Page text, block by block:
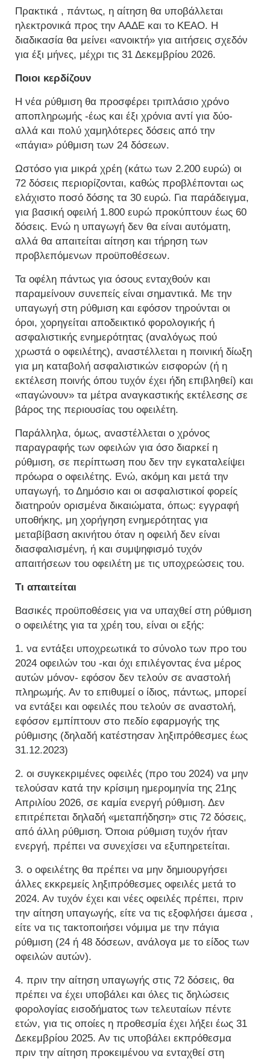
Πρακτικά , πάντως, η αίτηση θα υποβάλλεται
ηλεκτρονικά προς την ΑΑΔΕ και το ΚΕΑΟ. Η
διαδικασία θα μείνει «ανοικτή» για αιτήσεις σχεδόν
για έξι μήνες, μέχρι τις 31 Δεκεμβρίου 2026.
Ποιοι κερδίζουν
Η νέα ρύθμιση θα προσφέρει τριπλάσιο χρόνο
αποπληρωμής -έως και έξι χρόνια αντί για δύο-
αλλά και πολύ χαμηλότερες δόσεις από την
«πάγια» ρύθμιση των 24 δόσεων.
Ωστόσο για μικρά χρέη (κάτω των 2.200 ευρώ) οι
72 δόσεις περιορίζονται, καθώς προβλέπονται ως
ελάχιστο ποσό δόσης τα 30 ευρώ. Για παράδειγμα,
για βασική οφειλή 1.800 ευρώ προκύπτουν έως 60
δόσεις. Ενώ η υπαγωγή δεν θα είναι αυτόματη,
αλλά θα απαιτείται αίτηση και τήρηση των
προβλεπόμενων προϋποθέσεων.
Τα οφέλη πάντως για όσους ενταχθούν και
παραμείνουν συνεπείς είναι σημαντικά. Με την
υπαγωγή στη ρύθμιση και εφόσον τηρούνται οι
όροι, χορηγείται αποδεικτικό φορολογικής ή
ασφαλιστικής ενημερότητας (αναλόγως πού
χρωστά ο οφειλέτης), αναστέλλεται η ποινική δίωξη
για μη καταβολή ασφαλιστικών εισφορών (ή η
εκτέλεση ποινής όπου τυχόν έχει ήδη επιβληθεί) και
«παγώνουν» τα μέτρα αναγκαστικής εκτέλεσης σε
βάρος της περιουσίας του οφειλέτη.
Παράλληλα, όμως, αναστέλλεται ο χρόνος
παραγραφής των οφειλών για όσο διαρκεί η
ρύθμιση, σε περίπτωση που δεν την εγκαταλείψει
πρόωρα ο οφειλέτης. Ενώ, ακόμη και μετά την
υπαγωγή, το Δημόσιο και οι ασφαλιστικοί φορείς
διατηρούν ορισμένα δικαιώματα, όπως: εγγραφή
υποθήκης, μη χορήγηση ενημερότητας για
μεταβίβαση ακινήτου όταν η οφειλή δεν είναι
διασφαλισμένη, ή και συμψηφισμό τυχόν
απαιτήσεων του οφειλέτη με τις υποχρεώσεις του.
Τι απαιτείται
Βασικές προϋποθέσεις για να υπαχθεί στη ρύθμιση
ο οφειλέτης για τα χρέη του, είναι οι εξής:
1. να εντάξει υποχρεωτικά το σύνολο των προ του
2024 οφειλών του -και όχι επιλέγοντας ένα μέρος
αυτών μόνον- εφόσον δεν τελούν σε αναστολή
πληρωμής. Αν το επιθυμεί ο ίδιος, πάντως, μπορεί
να εντάξει και οφειλές που τελούν σε αναστολή,
εφόσον εμπίπτουν στο πεδίο εφαρμογής της
ρύθμισης (δηλαδή κατέστησαν ληξιπρόθεσμες έως
31.12.2023)
2. οι συγκεκριμένες οφειλές (προ του 2024) να μην
τελούσαν κατά την κρίσιμη ημερομηνία της 21ης
Απριλίου 2026, σε καμία ενεργή ρύθμιση. Δεν
επιτρέπεται δηλαδή «μεταπήδηση» στις 72 δόσεις,
από άλλη ρύθμιση. Όποια ρύθμιση τυχόν ήταν
ενεργή, πρέπει να συνεχίσει να εξυπηρετείται.
3. ο οφειλέτης θα πρέπει να μην δημιουργήσει
άλλες εκκρεμείς ληξιπρόθεσμες οφειλές μετά το
2024. Αν τυχόν έχει και νέες οφειλές πρέπει, πριν
την αίτηση υπαγωγής, είτε να τις εξοφλήσει άμεσα ,
είτε να τις τακτοποιήσει νόμιμα με την πάγια
ρύθμιση (24 ή 48 δόσεων, ανάλογα με το είδος των
οφειλών αυτών).
4. πριν την αίτηση υπαγωγής στις 72 δόσεις, θα
πρέπει να έχει υποβάλει και όλες τις δηλώσεις
φορολογίας εισοδήματος των τελευταίων πέντε
ετών, για τις οποίες η προθεσμία έχει λήξει έως 31
Δεκεμβρίου 2025. Αν τις υποβάλει εκπρόθεσμα
πριν την αίτηση προκειμένου να ενταχθεί στη